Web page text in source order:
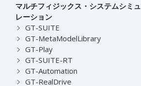
マルチフィジックス・システムシミュ
レーション
GT-SUITE
GT-MetaModelLibrary
GT-Play
GT-SUITE-RT
GT-Automation
GT-RealDrive